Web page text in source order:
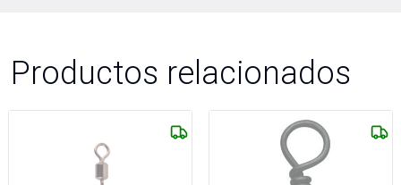
Productos relacionados